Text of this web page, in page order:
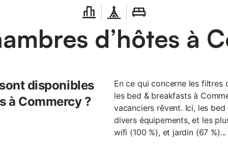
d’hôtes à
disponibles
à Commercy ?
En ce qui concerne les filtres
les bed & breakfasts à
vacanciers rêvent. Ici, les
divers équipements, et les
wifi (100 %), et jardin (67